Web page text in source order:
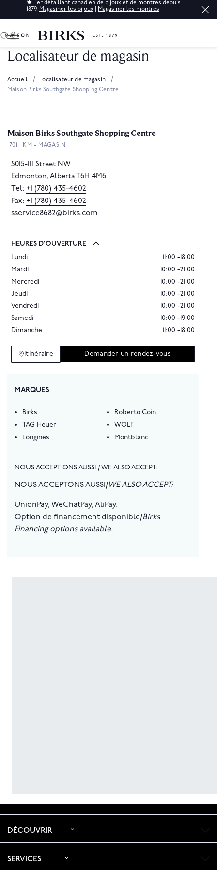
🍁Fier détaillant canadien de bijoux et de montres depuis
1879. Magasiner les bijoux Magasiner les montres
0
Localisateur de magasin
Accueil
Localisateur de magasin
Maison Birks Southgate Shopping Centre
Maison Birks Southgate Shopping Centre
1701.1 KM - MAGASIN
5015-111 Street NW
Edmonton, Alberta T6H 4M6
Tel: +1 (780) 435-4602
Fax: +1 (780) 435-4602
sservice8682@birks.com
HEURES D'OUVERTURE
Lundi
11:00 -18:00
Mardi
10:00 -21:00
Mercredi
10:00 -21:00
Jeudi
10:00 -21:00
Vendredi
10:00 -21:00
Samedi
10:00 -19:00
Dimanche
11:00 -18:00
Itinéraire Demander un rendez-vous
MARQUES
Birks
Roberto Coin
TAG Heuer
WOLF
Longines
Montblanc
NOUS ACCEPTIONS AUSSI / WE ALSO ACCEPT:
NOUS ACCEPTONS AUSSI/WE ALSO ACCEPT:
UnionPay, WeChatPay, AliPay.
Option de financement disponible/Birks
Financing options available.
DÉCOUVRIR
SERVICES